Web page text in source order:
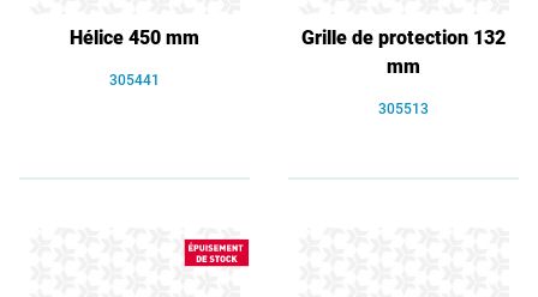
Hélice 450 mm
305441
Grille de protection 132
mm
305513